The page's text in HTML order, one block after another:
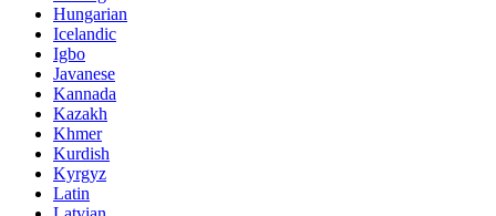
Hungarian
Icelandic
Igbo
Javanese
Kannada
Kazakh
Khmer
Kurdish
Kyrgyz
Latin